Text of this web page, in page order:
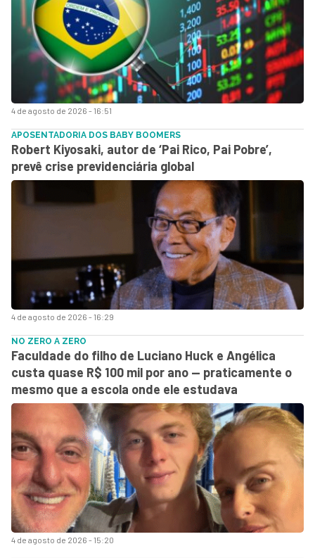
4 de agosto de 2026 - 16:51
4 de agosto de 2026 - 16:29
APOSENTADORIA DOS BABY BOOMERS
Robert Kiyosaki, autor de ‘Pai Rico, Pai Pobre’,
prevê crise previdenciária global
4 de agosto de 2026 - 15:20
NO ZERO A ZERO
Faculdade do filho de Luciano Huck e Angélica
custa quase R$ 100 mil por ano — praticamente o
mesmo que a escola onde ele estudava